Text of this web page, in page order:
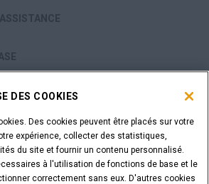
PRODUITS CASE
DES COOKIES
Des cookies peuvent être placés sur votre
expérience, collecter des statistiques,
du site et fournir un contenu personnalisé.
à l'utilisation de fonctions de base et le
correctement sans eux. D'autres cookies